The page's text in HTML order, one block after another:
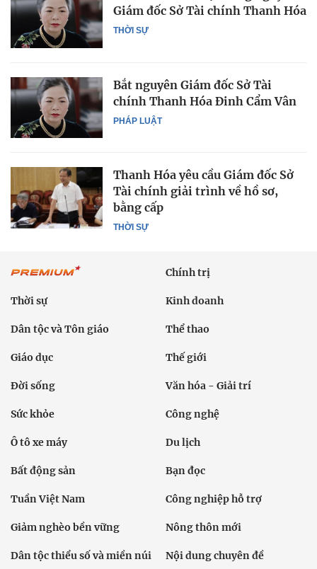
THỜI SỰ
Giám đốc Sở Tài chính Thanh Hóa
PHÁP LUẬT
Bắt nguyên Giám đốc Sở Tài
chính Thanh Hóa Đinh Cẩm Vân
THỜI SỰ
Thanh Hóa yêu cầu Giám đốc Sở
Tài chính giải trình về hồ sơ,
bằng cấp
Chính trị
Thời sự Kinh doanh
Dân tộc và Tôn giáo Thể thao
Giáo dục Thế giới
Đời sống Văn hóa - Giải trí
Sức khỏe Công nghệ
Ô tô xe máy Du lịch
Bất động sản Bạn đọc
Tuần Việt Nam Công nghiệp hỗ trợ
Giảm nghèo bền vững Nông thôn mới
Dân tộc thiểu số và miền núi Nội dung chuyên đề